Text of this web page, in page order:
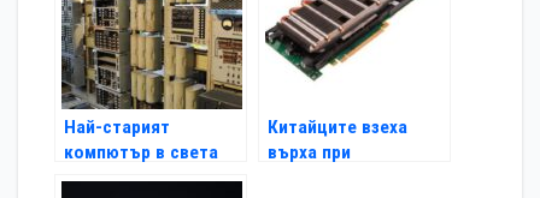
Най-старият
компютър в света
проработи отново
Китайците взеха
върха при